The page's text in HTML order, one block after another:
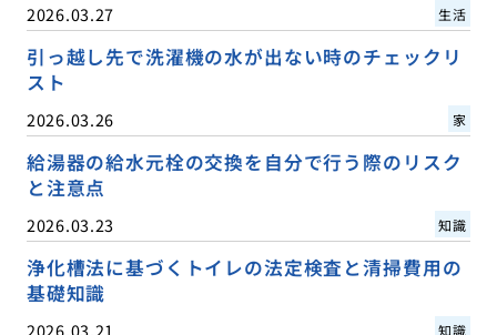
2026.03.27 生活
引っ越し先で洗濯機の水が出ない時のチェックリ
スト
2026.03.26 家
給湯器の給水元栓の交換を自分で行う際のリスク
と注意点
2026.03.23 知識
浄化槽法に基づくトイレの法定検査と清掃費用の
基礎知識
2026.03.21 知識